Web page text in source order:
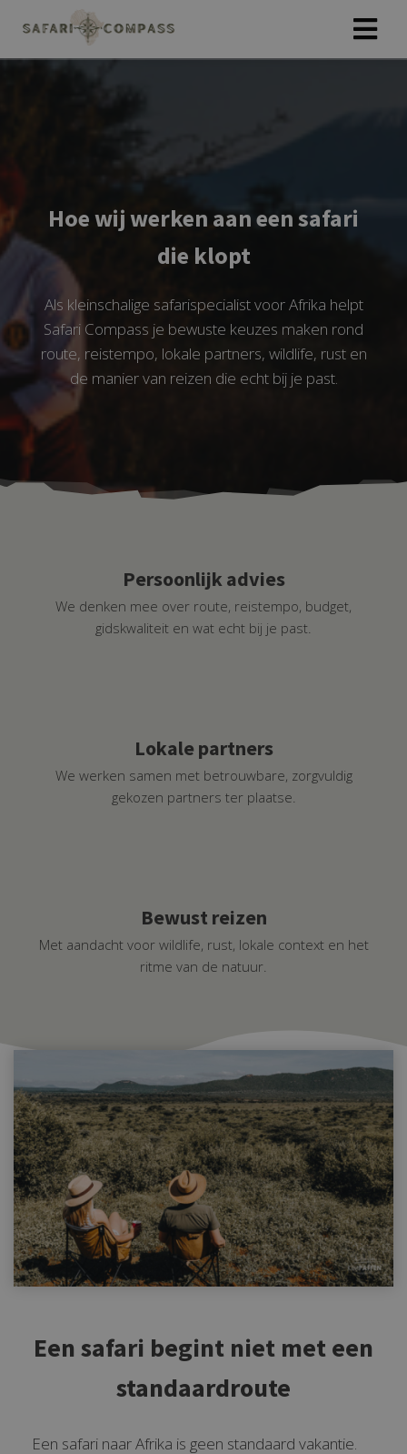
Hoe wij werken aan een safari
die klopt
Als kleinschalige safarispecialist voor Afrika helpt
Safari Compass je bewuste keuzes maken rond
route, reistempo, lokale partners, wildlife, rust en
de manier van reizen die echt bij je past.
Persoonlijk advies
We denken mee over route, reistempo, budget,
gidskwaliteit en wat echt bij je past.
Lokale partners
We werken samen met betrouwbare, zorgvuldig
gekozen partners ter plaatse.
Bewust reizen
Met aandacht voor wildlife, rust, lokale context en het
ritme van de natuur.
Een safari begint niet met een
standaardroute
Een safari naar Afrika is geen standaard vakantie.